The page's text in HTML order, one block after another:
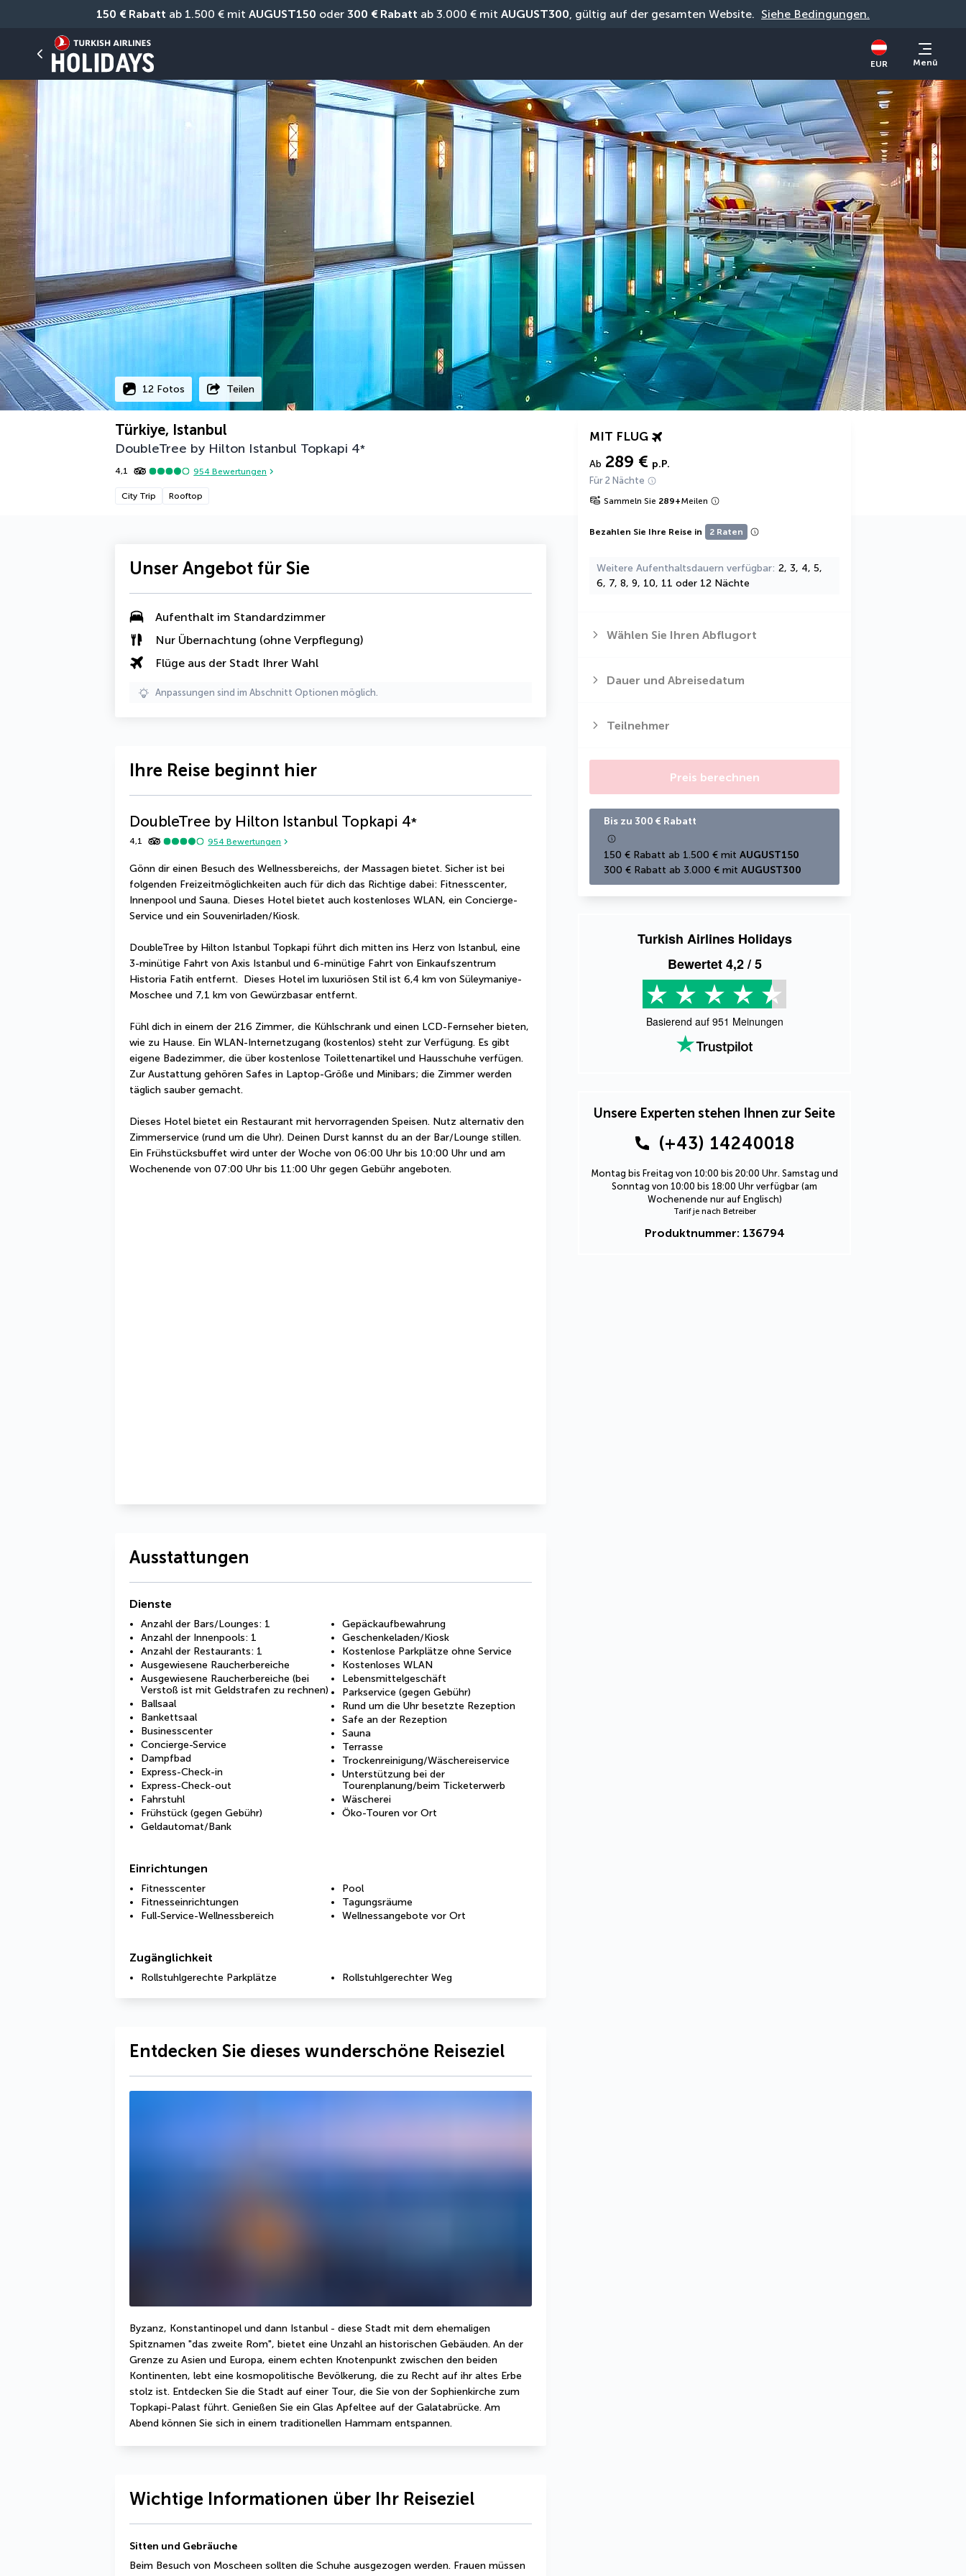
150 € Rabatt ab 1.500 € mit AUGUST150 oder 300 € Rabatt ab 3.000 € mit AUGUST300, gültig auf der gesamten Website. Siehe Bedingungen.
EUR Menü
12 Fotos Teilen
Türkiye, Istanbul
DoubleTree by Hilton Istanbul Topkapi 4*
4,1 954 Bewertungen
City Trip Rooftop
MIT FLUG
Ab 289 € p.P.
Für 2 Nächte
Sammeln Sie 289+Meilen
Bezahlen Sie Ihre Reise in 2 Raten
Weitere Aufenthaltsdauern verfügbar 2, 3, 4, 5,
6, 7, 8, 9, 10, 11 oder 12 Nächte
Wählen Sie Ihren Abflugort
Dauer und Abreisedatum
Teilnehmer
Preis berechnen
Bis zu 300 € Rabatt
150 € Rabatt ab 1.500 € mit AUGUST150
300 € Rabatt ab 3.000 € mit AUGUST300
Turkish Airlines Holidays
Bewertet4,2/ 5
Basierend auf 951 Meinungen
Unsere Experten stehen Ihnen zur Seite
(+43) 14240018
Montag bis Freitag von 10:00 bis 20:00 Uhr. Samstag und
Sonntag von 10:00 bis 18:00 Uhr verfügbar (am
Wochenende nur auf Englisch)
Tarif je nach Betreiber
Produktnummer: 136794
Unser Angebot für Sie
Aufenthalt im Standardzimmer
Nur Übernachtung (ohne Verpflegung)
Flüge aus der Stadt Ihrer Wahl
Anpassungen sind im Abschnitt Optionen möglich.
Ihre Reise beginnt hier
DoubleTree by Hilton Istanbul Topkapi 4*
4,1 954 Bewertungen
Gönn dir einen Besuch des Wellnessbereichs, der Massagen bietet. Sicher ist bei
folgenden Freizeitmöglichkeiten auch für dich das Richtige dabei: Fitnesscenter,
Innenpool und Sauna. Dieses Hotel bietet auch kostenloses WLAN, ein Concierge-
Service und ein Souvenirladen/Kiosk.
DoubleTree by Hilton Istanbul Topkapi führt dich mitten ins Herz von Istanbul, eine
3-minütige Fahrt von Axis Istanbul und 6-minütige Fahrt von Einkaufszentrum
Historia Fatih entfernt.  Dieses Hotel im luxuriösen Stil ist 6,4 km von Süleymaniye-
Moschee und 7,1 km von Gewürzbasar entfernt.
Fühl dich in einem der 216 Zimmer, die Kühlschrank und einen LCD-Fernseher bieten,
wie zu Hause. Ein WLAN-Internetzugang (kostenlos) steht zur Verfügung. Es gibt
eigene Badezimmer, die über kostenlose Toilettenartikel und Hausschuhe verfügen.
Zur Austattung gehören Safes in Laptop-Größe und Minibars; die Zimmer werden
täglich sauber gemacht.
Dieses Hotel bietet ein Restaurant mit hervorragenden Speisen. Nutz alternativ den
Zimmerservice (rund um die Uhr). Deinen Durst kannst du an der Bar/Lounge stillen.
Ein Frühstücksbuffet wird unter der Woche von 06:00 Uhr bis 10:00 Uhr und am
Wochenende von 07:00 Uhr bis 11:00 Uhr gegen Gebühr angeboten.
Ausstattungen
Dienste
Anzahl der Bars/Lounges: 1
Anzahl der Innenpools: 1
Anzahl der Restaurants: 1
Ausgewiesene Raucherbereiche
Ausgewiesene Raucherbereiche (bei
Verstoß ist mit Geldstrafen zu rechnen)
Ballsaal
Bankettsaal
Businesscenter
Concierge-Service
Dampfbad
Express-Check-in
Express-Check-out
Fahrstuhl
Frühstück (gegen Gebühr)
Geldautomat/Bank
Gepäckaufbewahrung
Geschenkeladen/Kiosk
Kostenlose Parkplätze ohne Service
Kostenloses WLAN
Lebensmittelgeschäft
Parkservice (gegen Gebühr)
Rund um die Uhr besetzte Rezeption
Safe an der Rezeption
Sauna
Terrasse
Trockenreinigung/Wäschereiservice
Unterstützung bei der
Tourenplanung/beim Ticketerwerb
Wäscherei
Öko-Touren vor Ort
Einrichtungen
Fitnesscenter
Fitnesseinrichtungen
Full-Service-Wellnessbereich
Pool
Tagungsräume
Wellnessangebote vor Ort
Zugänglichkeit
Rollstuhlgerechte Parkplätze Rollstuhlgerechter Weg
Entdecken Sie dieses wunderschöne Reiseziel
Byzanz, Konstantinopel und dann Istanbul - diese Stadt mit dem ehemaligen
Spitznamen "das zweite Rom", bietet eine Unzahl an historischen Gebäuden. An der
Grenze zu Asien und Europa, einem echten Knotenpunkt zwischen den beiden
Kontinenten, lebt eine kosmopolitische Bevölkerung, die zu Recht auf ihr altes Erbe
stolz ist. Entdecken Sie die Stadt auf einer Tour, die Sie von der Sophienkirche zum
Topkapi-Palast führt. Genießen Sie ein Glas Apfeltee auf der Galatabrücke. Am
Abend können Sie sich in einem traditionellen Hammam entspannen.
Wichtige Informationen über Ihr Reiseziel
Sitten und Gebräuche
Beim Besuch von Moscheen sollten die Schuhe ausgezogen werden. Frauen müssen